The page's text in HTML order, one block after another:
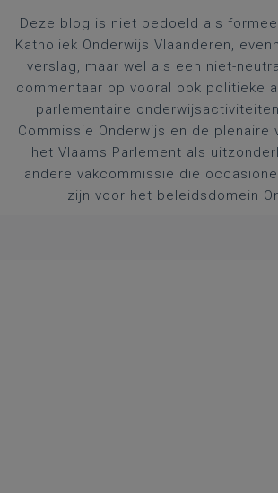
Deze blog is niet bedoeld als
Katholiek Onderwijs Vlaanderen,
verslag, maar wel als een niet-
commentaar op vooral ook politieke
parlementaire
Commissie Onderwijs en de plenaire
het Vlaams Parlement als
andere vakcommissie die
zijn voor het beleidsdomein